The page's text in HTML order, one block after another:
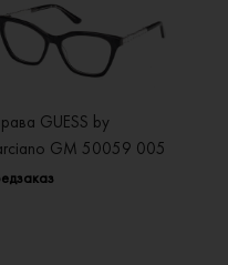
GUESS by
GM 50059 005